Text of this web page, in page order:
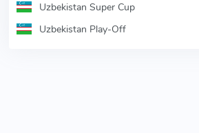
Uzbekistan Super Cup
Uzbekistan Play-Off